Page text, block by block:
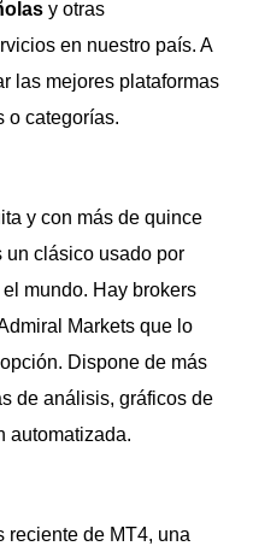
y otras
en nuestro país. A
las mejores plataformas
o categorías.
y con más de quince
un clásico usado por
mundo. Hay brokers
Markets que lo
Dispone de más
de análisis, gráficos de
automatizada.
reciente de MT4, una